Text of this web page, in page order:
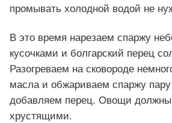
промывать холодной водой не
В это время нарезаем спаржу
кусочками и болгарский перец
Разогреваем на сковороде
масла и обжариваем спаржу
добавляем перец. Овощи должны
хрустящими.